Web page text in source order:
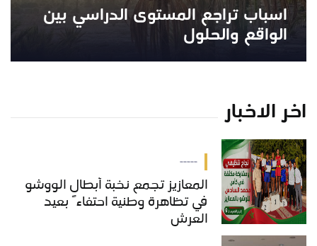
اسباب تراجع المستوى الدراسي بين
الواقع والحلول
اخر الاخبار
-----
المعازيز تجمع نخبة أبطال الووشو
في تظاهرة وطنية احتفاءً بعيد
العرش